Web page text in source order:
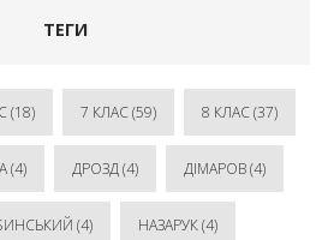
ТЕГИ
(18) 7 КЛАС(59) 8 КЛАС(37)
(4) ДРОЗД(4) ДІМАРОВ(4)
(4) НАЗАРУК(4)